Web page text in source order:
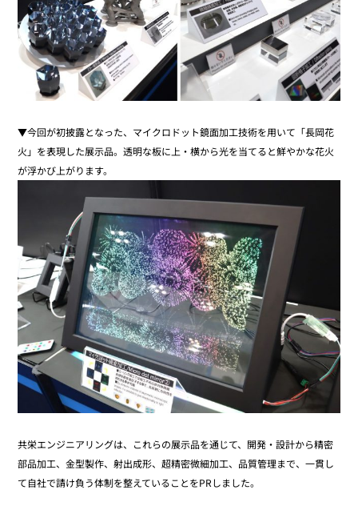
▼今回が初披露となった、マイクロドット鏡面加工技術を用いて「長岡花
火」を表現した展示品。透明な板に上・横から光を当てると鮮やかな花火
が浮かび上がります。
共栄エンジニアリングは、これらの展示品を通じて、開発・設計から精密
部品加工、金型製作、射出成形、超精密微細加工、品質管理まで、一貫し
て自社で請け負う体制を整えていることをPRしました。